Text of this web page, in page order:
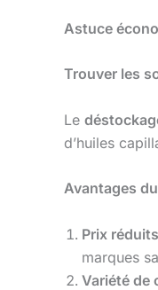
Astuce
Trouver les
Le
d’huiles
Avantages
Prix réduits
marques
Variété de